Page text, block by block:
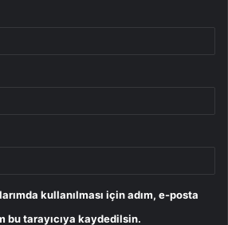
kullanılması için adım, e-posta
bu tarayıcıya kaydedilsin.